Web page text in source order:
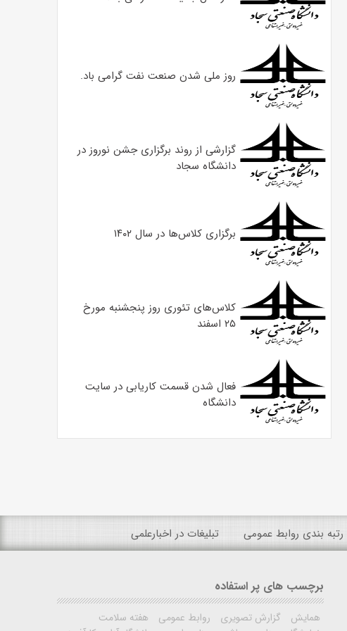
روز ملی شدن صنعت نفت گرامی باد.
گزارشی از روند برگزاری جشن نوروز در
دانشگاه سجاد
برگزاری کلاس‌ها در سال ۱۴۰۲
کلاس‌های تئوری روز پنجشنبه مورخ
۲۵ اسفند
فعال شدن قسمت کاریابی در سایت
دانشگاه
رتبه بندی روابط عمومی تبلیغات در اخبارعلمی
برچسب های پر استفاده
همایش گزارش تصویری روابط عمومی
هفته سلامت